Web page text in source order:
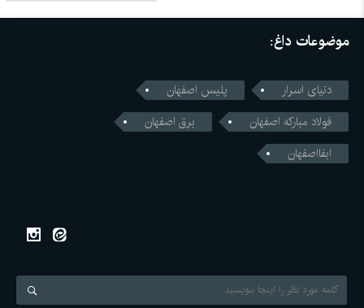
موضوعات داغ:
دنیای اسرار
پلیس اصفهان
فولاد مبارکه اصفهان
برق اصفهان
ابفااصفهان